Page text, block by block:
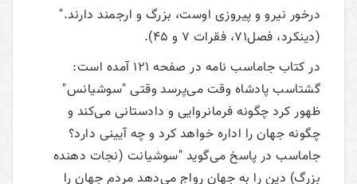
درخور نیرو و پیروزی اوست، بزرگ و ارجمند دارند."
(دینکرد، فصل71، فقرات 7 و 45).
در کتاب جاماسب نامه در صفحه 121 آمده است:
گشتاسب پادشاه وقت می‌پرسد وقتی "سوشیانس"
ظهور کرد چگونه فرمانروایی و دادستانی می‌کند و
چگونه جهان را اداره خواهد کرد و چه آیینی دارد؟
جاماسب در پاسخ می‌گوید "سوشیانت (نجات دهنده
بزرگ) دین را به جهان رواج می‌دهد مردم جهان را